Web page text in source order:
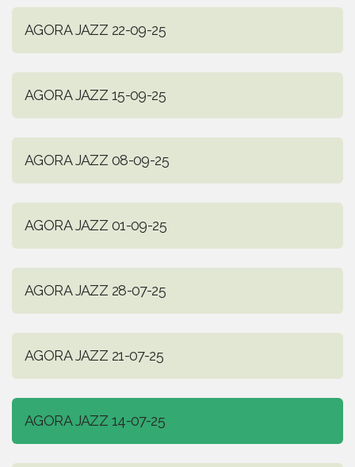
AGORA JAZZ 22-09-25
AGORA JAZZ 15-09-25
AGORA JAZZ 08-09-25
AGORA JAZZ 01-09-25
AGORA JAZZ 28-07-25
AGORA JAZZ 21-07-25
AGORA JAZZ 14-07-25